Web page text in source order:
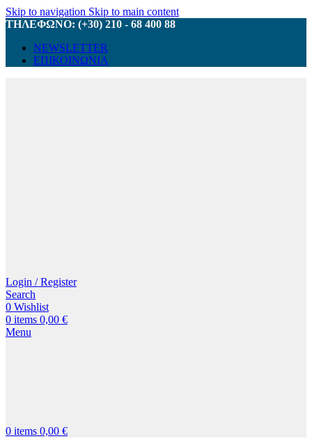
Skip to navigation Skip to main content
ΤΗΛΕΦΩΝΟ: (+30) 210 - 68 400 88
NEWSLETTER
ΕΠΙΚΟΙΝΩΝΙΑ
Login / Register
Search
0 Wishlist
0 items 0,00 €
Menu
0 items 0,00 €